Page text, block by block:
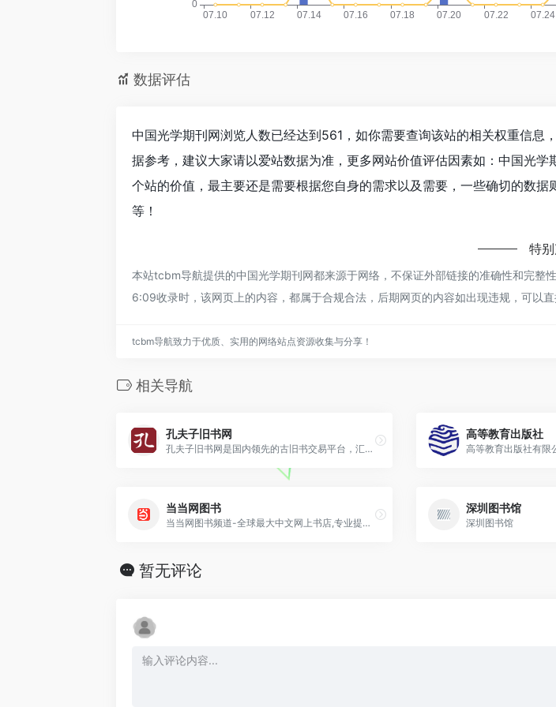
数据评估
中国光学期刊网浏览人数已经达到561，如你需要查询该站的相关权重信息
据参考，建议大家请以爱站数据为准，更多网站价值评估因素如：中国光
个站的价值，最主要还是需要根据您自身的需求以及需要，一些确切的数
等！
特
本站tcbm导航提供的中国光学期刊网都来源于网络，不保证外部链接的准确性和完
6:09收录时，该网页上的内容，都属于合规合法，后期网页的内容如出现违规，可以
tcbm导航致力于优质、实用的网络站点资源收集与分享！
相关导航
孔夫子旧书网
孔夫子旧书网是国内领先的古旧书交易平台，汇集全国各地13000家网上书店，50000家书摊，展示多达9000万种书籍；大量极具收藏价值的古旧珍本（明清、民国古籍
高等教育出版社
当当网图书
当当网图书频道-全球最大中文网上书店,专业提供小说传记,青春文学,成功励志,投资理财等各品类图书畅销榜最新报价、促销、评论信息,引领最新网上购书体验!
深圳图书馆
深圳图书馆
暂无评论